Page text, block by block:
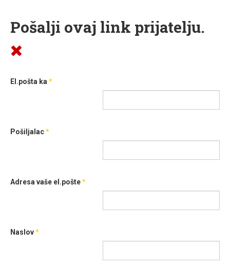
Pošalji ovaj link prijatelju.
El.pošta ka *
Pošiljalac*
Adresa vaše el.pošte*
Naslov*